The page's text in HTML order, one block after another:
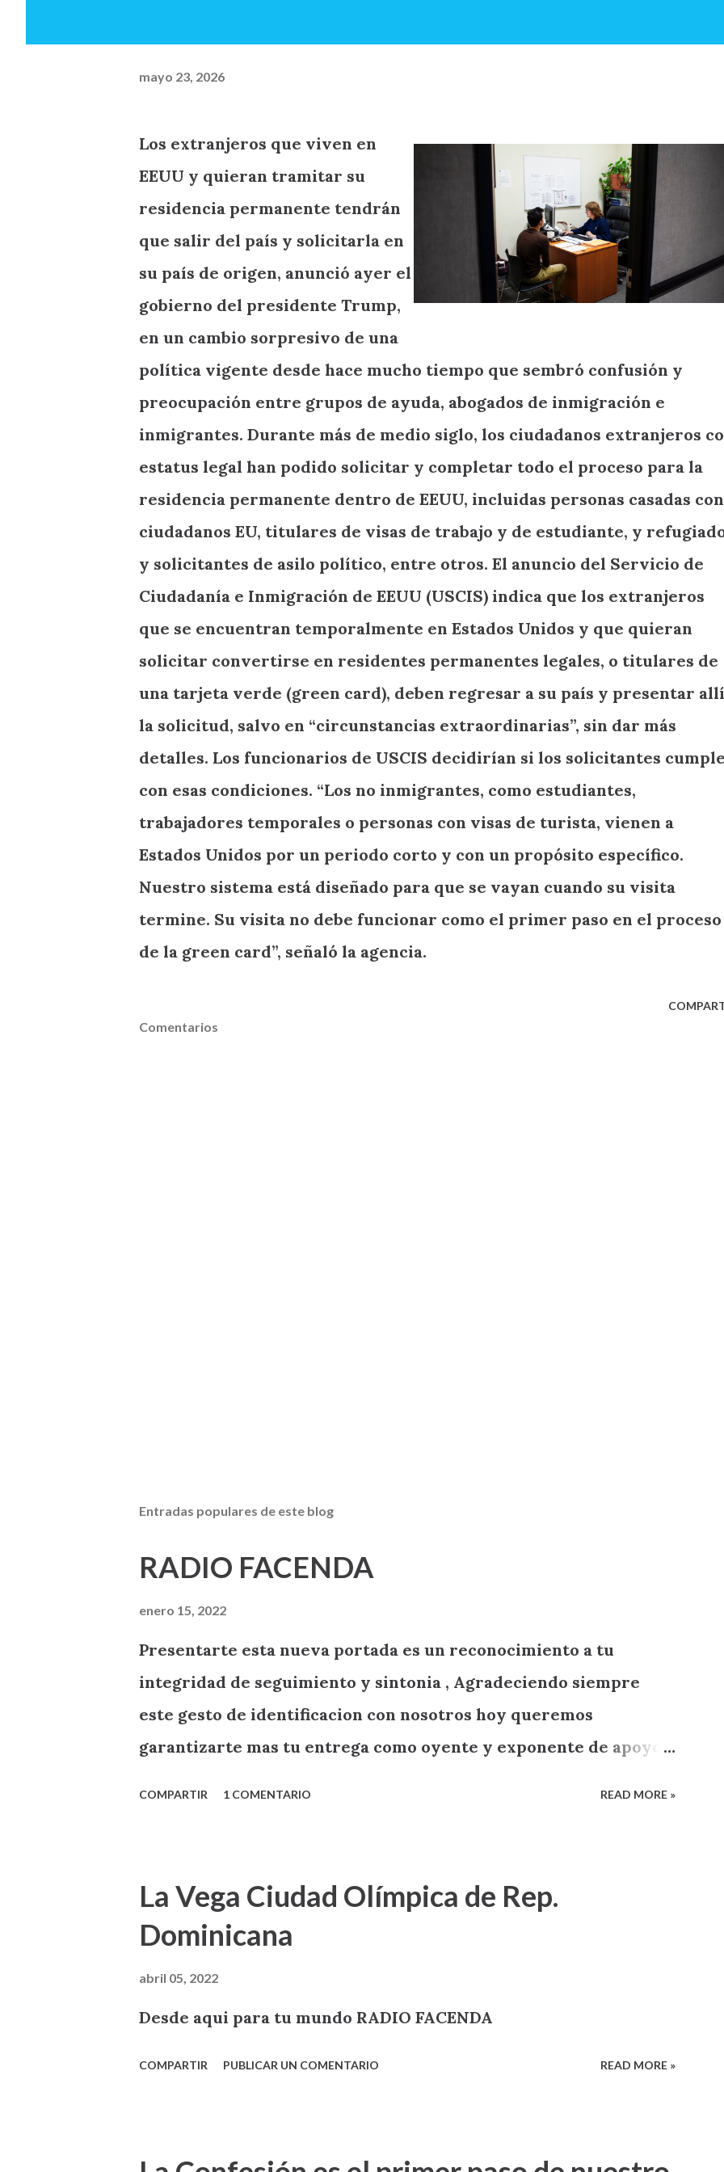
mayo 23, 2026
Los extranjeros que viven en
EEUU y quieran tramitar su
residencia permanente tendrán
que salir del país y solicitarla en
su país de origen, anunció ayer el
gobierno del presidente Trump,
en un cambio sorpresivo de una
política vigente desde hace mucho tiempo que sembró confusión y
preocupación entre grupos de ayuda, abogados de inmigración e
inmigrantes. Durante más de medio siglo, los ciudadanos extranjeros
estatus legal han podido solicitar y completar todo el proceso para la
residencia permanente dentro de EEUU, incluidas personas casadas con
ciudadanos EU, titulares de visas de trabajo y de estudiante, y
y solicitantes de asilo político, entre otros. El anuncio del Servicio de
Ciudadanía e Inmigración de EEUU (USCIS) indica que los extranjeros
que se encuentran temporalmente en Estados Unidos y que quieran
solicitar convertirse en residentes permanentes legales, o titulares de
una tarjeta verde (green card), deben regresar a su país y presentar allí
la solicitud, salvo en “circunstancias extraordinarias”, sin dar más
detalles. Los funcionarios de USCIS decidirían si los solicitantes
con esas condiciones. “Los no inmigrantes, como estudiantes,
trabajadores temporales o personas con visas de turista, vienen a
Estados Unidos por un periodo corto y con un propósito específico.
Nuestro sistema está diseñado para que se vayan cuando su visita
termine. Su visita no debe funcionar como el primer paso en el proceso
de la green card”, señaló la agencia.
Comentarios
Entradas populares de este blog
RADIO FACENDA
enero 15, 2022
Presentarte esta nueva portada es un reconocimiento a tu
integridad de seguimiento y sintonia , Agradeciendo siempre
este gesto de identificacion con nosotros hoy queremos
garantizarte mas tu entrega como oyente y exponente de apoyo a
COMPARTIR 1 COMENTARIO READ MORE »
La Vega Ciudad Olímpica de Rep.
Dominicana
abril 05, 2022
Desde aqui para tu mundo RADIO FACENDA
COMPARTIR PUBLICAR UN COMENTARIO READ MORE »